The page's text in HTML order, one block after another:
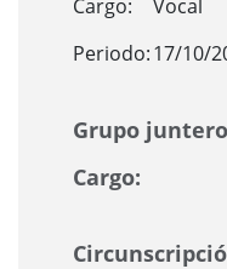
Cargo:
Vocal
Periodo:17/10/
Grupo
Cargo: